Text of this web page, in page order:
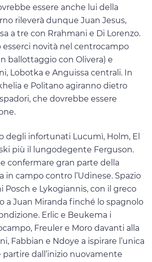
essere anche lui della
rileverà dunque Juan Jesus,
a tre con Rrahmani e Di Lorenzo.
esserci novità nel centrocampo
ballottaggio con Olivera) e
Lobotka e Anguissa centrali. In
e Politano agiranno dietro
che dovrebbe essere
degli infortunati Lucumì, Holm, El
più il lungodegente Ferguson.
confermare gran parte della
in campo contro l’Udinese. Spazio
Posch e Lykogiannis, con il greco
a Juan Miranda finché lo spagnolo
Erlic e Beukema i
Freuler e Moro davanti alla
Fabbian e Ndoye a ispirare l’unica
dall’inizio nuovamente